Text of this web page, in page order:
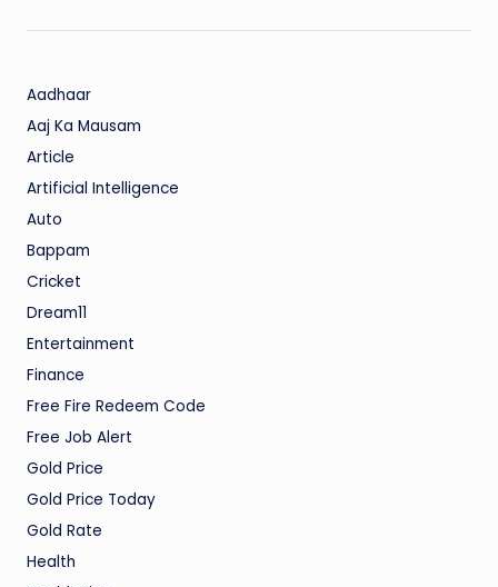
Aadhaar
Aaj Ka Mausam
Article
Artificial Intelligence
Auto
Bappam
Cricket
Dream11
Entertainment
Finance
Free Fire Redeem Code
Free Job Alert
Gold Price
Gold Price Today
Gold Rate
Health